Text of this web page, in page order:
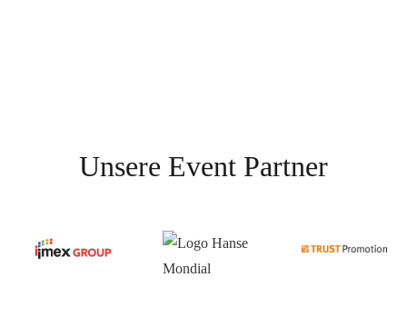
Unsere Event Partner